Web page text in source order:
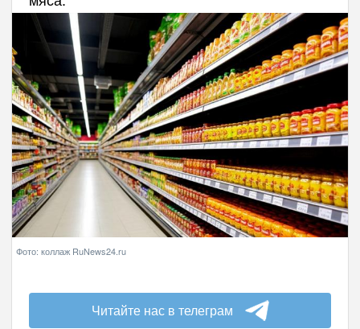
Фото: коллаж RuNews24.ru
Читайте нас в телеграм